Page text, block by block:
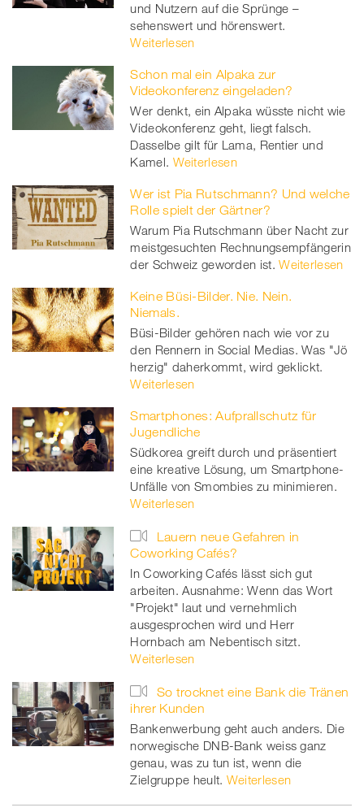
und Nutzern auf die Sprünge –
sehenswert und hörenswert.
Weiterlesen
Schon mal ein Alpaka zur
Videokonferenz eingeladen?
Wer denkt, ein Alpaka wüsste nicht wie
Videokonferenz geht, liegt falsch.
Dasselbe gilt für Lama, Rentier und
Kamel. Weiterlesen
Wer ist Pia Rutschmann? Und welche
Rolle spielt der Gärtner?
Warum Pia Rutschmann über Nacht zur
meistgesuchten Rechnungsempfängerin
der Schweiz geworden ist. Weiterlesen
Keine Büsi-Bilder. Nie. Nein.
Niemals.
Büsi-Bilder gehören nach wie vor zu
den Rennern in Social Medias. Was "Jö
herzig" daherkommt, wird geklickt.
Weiterlesen
Smartphones: Aufprallschutz für
Jugendliche
Südkorea greift durch und präsentiert
eine kreative Lösung, um Smartphone-
Unfälle von Smombies zu minimieren.
Weiterlesen
Lauern neue Gefahren in
Coworking Cafés?
In Coworking Cafés lässt sich gut
arbeiten. Ausnahme: Wenn das Wort
"Projekt" laut und vernehmlich
ausgesprochen wird und Herr
Hornbach am Nebentisch sitzt.
Weiterlesen
So trocknet eine Bank die Tränen
ihrer Kunden
Bankenwerbung geht auch anders. Die
norwegische DNB-Bank weiss ganz
genau, was zu tun ist, wenn die
Zielgruppe heult. Weiterlesen